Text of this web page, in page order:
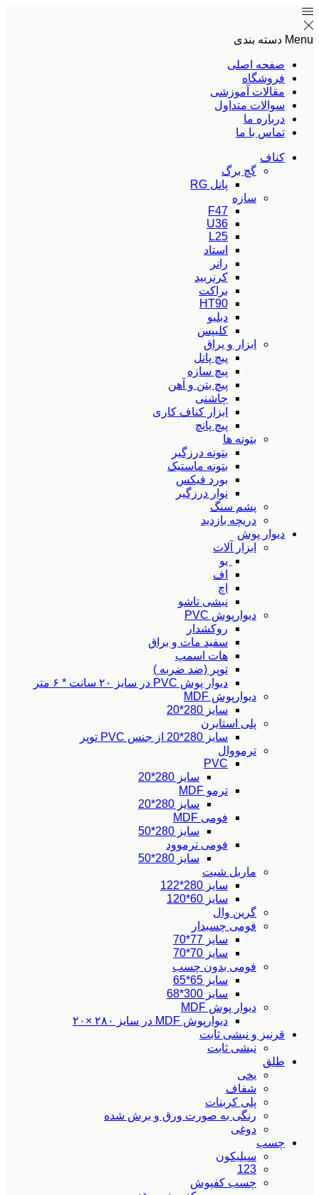
Menu دسته بندی
صفحه اصلی
فروشگاه
مقالات آموزشی
سوالات متداول
درباره ما
تماس با ما
کناف
گچ برگ
پانل RG
سازه
F47
U36
L25
استاد
رانر
کرنربید
براکت
HT90
دبلیو
کلیپس
ابزار و یراق
پیچ پانل
پیچ سازه
پیچ بتن و آهن
چاشنی
ابزار کناف کاری
پیچ پانچ
بتونه ها
بتونه درزگیر
بتونه ماستیک
بورد فیکس
نوار درزگیر
پشم سنگ
دریچه بازدید
دیوار پوش
ابزار آلات
ِیو
اف
اچ
نبشی تاشو
دیوارپوش PVC
روکشدار
سفید مات و براق
هات اسمپ
توپر (ضد ضربه )
دیوار پوش PVC در سایز ۲۰ سانت * ۶ متر
دیوارپوش MDF
سایز 280*20
پلی استایرن
سایز 280*20 از جنس PVC توپر
ترمووال
PVC
سایز 280*20
ترمو MDF
سایز 280*20
فومی MDF
سایز 280*50
فومی ترموود
سایز 280*50
ماربل شیت
سایز 280*122
سایز 60*120
گرین وال
فومی چسبدار
سایز 77*70
سایز 70*70
فومی بدون چسب
سایز 65*65
سایز 300*68
دیوار پوش MDF
دیوارپوش MDF در سایز ۲۸۰ ×۲۰
قرنیز و نبشی ثابت
نبشی ثابت
طلق
یخی
شفاف
پلی کربنات
رنگی به صورت ورق و برش شده
دوغی
چسب
سیلیکون
123
چسب کفپوش